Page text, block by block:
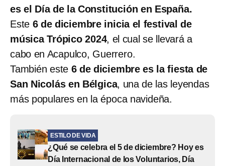
es el Día de la Constitución en España.
Este 6 de diciembre inicia el festival de
música Trópico 2024, el cual se llevará a
cabo en Acapulco, Guerrero.
También este 6 de diciembre es la fiesta de
San Nicolás en Bélgica, una de las leyendas
más populares en la época navideña.
ESTILO DE VIDA
¿Qué se celebra el 5 de diciembre? Hoy es
Día Internacional de los Voluntarios, Día